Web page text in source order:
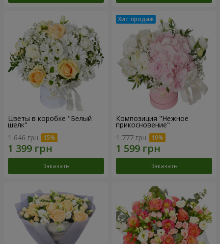
Цветы в коробке "Белый
шелк"
1 646 грн
Заказать
Композиция "Нежное
прикосновение"
1 777 грн
Заказать